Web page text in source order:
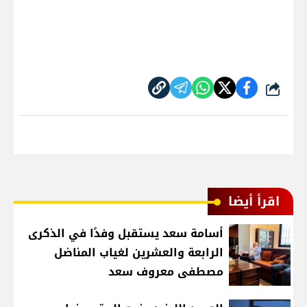
شارك
اقرأ أيضا
أسامة سعد يستقبل وفدًا في الذكرى
الرابعة والعشرين لغياب المناضل
مصطفى معروف سعد